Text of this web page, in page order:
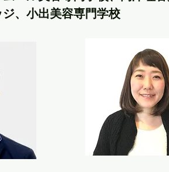
、小出美容専門学校